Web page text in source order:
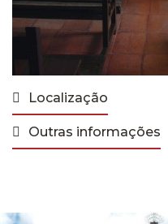
Localização
Outras informações